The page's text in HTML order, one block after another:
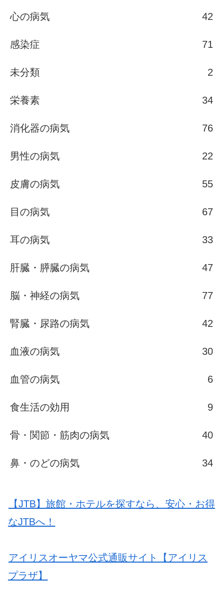
心の病気 42
感染症 71
未分類 2
栄養素 34
消化器の病気 76
男性の病気 22
皮膚の病気 55
目の病気 67
耳の病気 33
肝臓・膵臓の病気 47
脳・神経の病気 77
腎臓・尿路の病気 42
血液の病気 30
血管の病気 6
食生活の効用 9
骨・関節・筋肉の病気 40
鼻・のどの病気 34
【JTB】旅館・ホテルを探すなら、安心・お得
なJTBへ！
アイリスオーヤマ公式通販サイト【アイリス
プラザ】